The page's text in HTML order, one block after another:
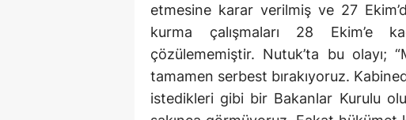
etmesine karar verilmiş ve 27
kurma çalışmaları 28 Ekim’e
çözülememiştir. Nutuk’ta bu olayı;
tamamen serbest bırakıyoruz.
istedikleri gibi bir Bakanlar Kurulu